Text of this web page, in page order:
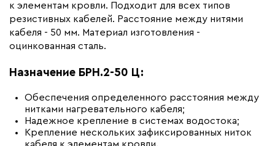
Тип кабеля Резистивный кабель
Коллекция
Крепёжные изделия БРН
Материал
к элементам кровли. Подходит для всех типов
резистивных кабелей. Расстояние между нитями
кабеля - 50 мм. Материал изготовления -
оцинкованная сталь.
Назначение БРН .2-50 Ц:
Обеспечения определенного расстояния между
нитками нагревательного кабеля;
Надежное крепление в системах водостока;
Крепление нескольких зафиксированных ниток